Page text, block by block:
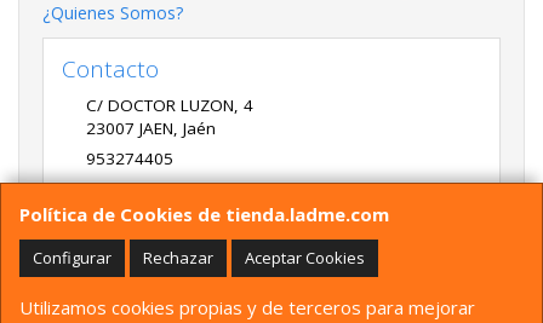
Política de Cookies de tienda.ladme.com
Configurar Rechazar Aceptar Cookies
Utilizamos cookies propias y de terceros para mejorar
¿Quienes Somos?
Contacto
C/ DOCTOR LUZON, 4
23007 JAEN, Jaén
953274405
LADME@LADME.COM
Horario
9:30 A 14:00 Y 17:00 A 20:00 DE LUNES A VIERNES